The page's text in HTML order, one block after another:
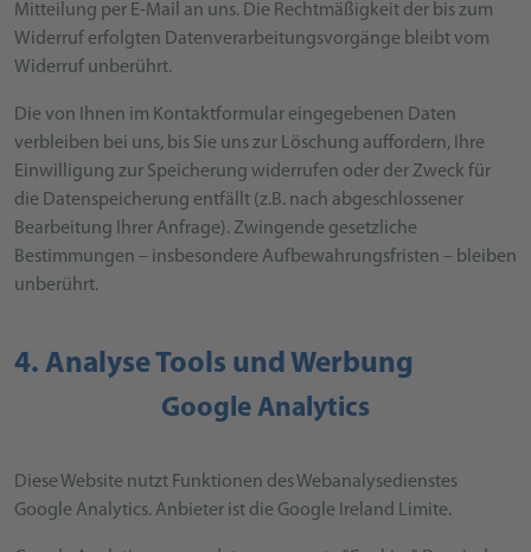
Mitteilung per E-Mail an uns. Die Rechtmäßigkeit der bis zum
Widerruf erfolgten Datenverarbeitungsvorgänge bleibt vom
Widerruf unberührt.
Die von Ihnen im Kontaktformular eingegebenen Daten
verbleiben bei uns, bis Sie uns zur Löschung auffordern, Ihre
Einwilligung zur Speicherung widerrufen oder der Zweck für
die Datenspeicherung entfällt (z.B. nach abgeschlossener
Bearbeitung Ihrer Anfrage). Zwingende gesetzliche
Bestimmungen – insbesondere Aufbewahrungsfristen – bleiben
unberührt.
4. Analyse Tools und Werbung
Google Analytics
Diese Website nutzt Funktionen des Webanalysedienstes
Google Analytics. Anbieter ist die Google Ireland Limite.